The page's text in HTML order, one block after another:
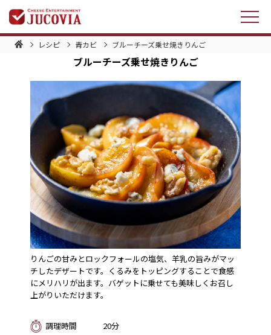
レシピ 青カビ ブルーチーズ乗せ焼きりんご
ブルーチーズ乗せ焼きりんご
りんごの甘みとロックフォールの塩気、羊乳の旨みがマッ
チしたデザートです。くるみをトッピングすることで食感
にメリハリが出ます。バゲットに乗せても美味しくお召し
上がりいただけます。
調理時間 20分